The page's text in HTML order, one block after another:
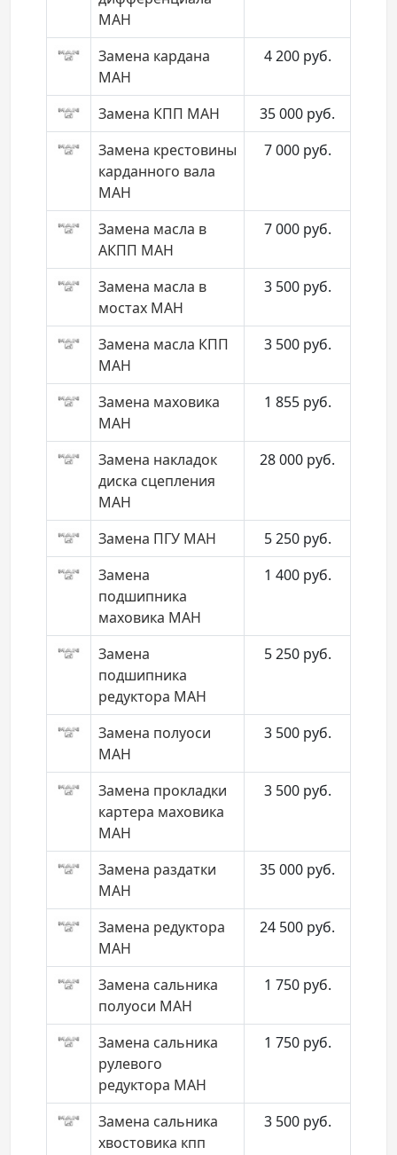
МАН
Замена кардана
МАН
4 200 руб.
Замена КПП МАН 35 000 руб.
Замена крестовины
карданного вала
МАН
7 000 руб.
Замена масла в
АКПП МАН
7 000 руб.
Замена масла в
мостах МАН
3 500 руб.
Замена масла КПП
МАН
3 500 руб.
Замена маховика
МАН
1 855 руб.
Замена накладок
диска сцепления
МАН
28 000 руб.
Замена ПГУ МАН 5 250 руб.
Замена
подшипника
маховика МАН
1 400 руб.
Замена
подшипника
редуктора МАН
5 250 руб.
Замена полуоси
МАН
3 500 руб.
Замена прокладки
картера маховика
МАН
3 500 руб.
Замена раздатки
МАН
35 000 руб.
Замена редуктора
МАН
24 500 руб.
Замена сальника
полуоси МАН
1 750 руб.
Замена сальника
рулевого
редуктора МАН
1 750 руб.
Замена сальника
хвостовика кпп
3 500 руб.